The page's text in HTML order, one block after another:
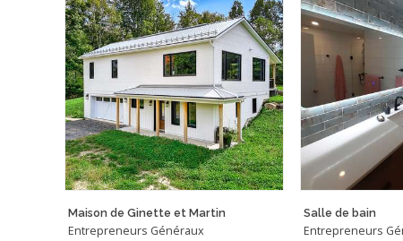
Maison de Ginette et Martin
Entrepreneurs Généraux
Salle de bain
Entrepreneurs